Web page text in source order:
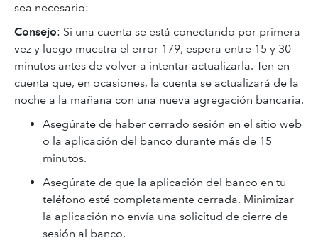
sea necesario:
Consejo: Si una cuenta se está conectando por primera
vez y luego muestra el error 179, espera entre 15 y 30
minutos antes de volver a intentar actualizarla. Ten en
cuenta que, en ocasiones, la cuenta se actualizará de la
noche a la mañana con una nueva agregación bancaria.
Asegúrate de haber cerrado sesión en el sitio web
o la aplicación del banco durante más de 15
minutos.
Asegúrate de que la aplicación del banco en tu
teléfono esté completamente cerrada. Minimizar
la aplicación no envía una solicitud de cierre de
sesión al banco.